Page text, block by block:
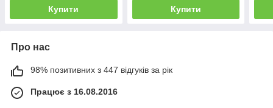
Купити Купити
Про нас
98% позитивних з 447 відгуків за рік
Працює з 16.08.2016